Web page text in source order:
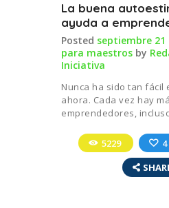
La buena
ayuda a
Posted septiembre 21
para maestros by
Iniciativa
Nunca ha sido tan fácil
ahora. Cada vez hay
emprendedores,
5229 4